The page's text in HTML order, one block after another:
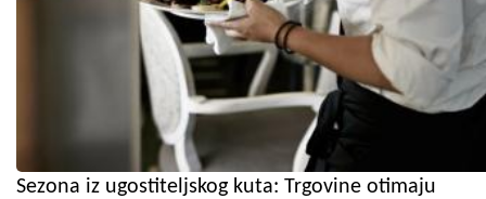
Sezona iz ugostiteljskog kuta: Trgovine otimaju